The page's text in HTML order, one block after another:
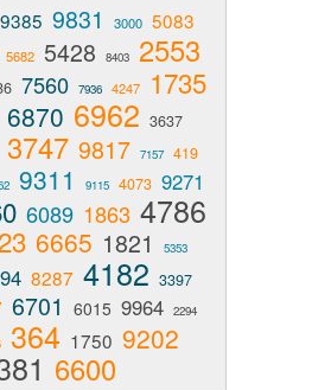
9385 9831 3000 5083
5682 5428 8403 2553
7560 7936 4247 1735
6870 6962 3637
3747 9817 7157 419
9311 9115 4073 9271
6089 1863 4786
6665 1821 5353
8287 4182 3397
6701 6015 9964 2294
364 1750 9202
6600